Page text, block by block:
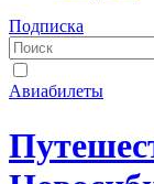
Подписка
Авиабилеты